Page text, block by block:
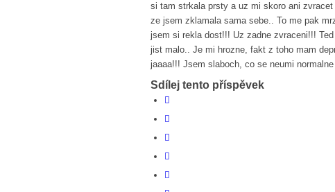
si tam strkala prsty a uz mi skoro ani
ze jsem zklamala sama sebe.. To me pak
jsem si rekla dost!!! Uz zadne zvraceni!!!
jist malo.. Je mi hrozne, fakt z toho mam
jaaaa!!! Jsem slaboch, co se neumi
Sdílej tento příspěvek